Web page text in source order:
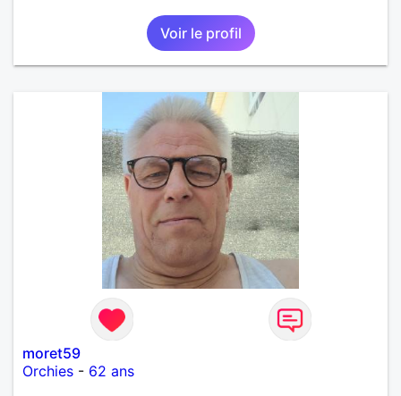
Voir le profil
moret59
Orchies - 62 ans